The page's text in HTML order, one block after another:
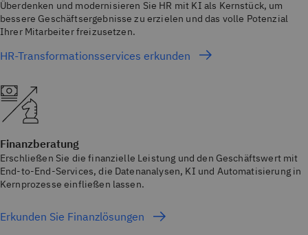
Überdenken und modernisieren Sie HR mit KI als Kernstück, um
bessere Geschäftsergebnisse zu erzielen und das volle Potenzial
Ihrer Mitarbeiter freizusetzen.
HR-Transformationsservices erkunden
Finanzberatung
Erschließen Sie die finanzielle Leistung und den Geschäftswert mit
End-to-End-Services, die Datenanalysen, KI und Automatisierung in
Kernprozesse einfließen lassen.
Erkunden Sie Finanzlösungen